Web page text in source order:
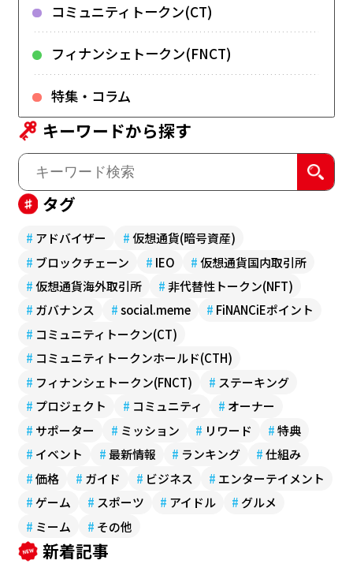
コミュニティトークン(CT)
フィナンシェトークン(FNCT)
特集・コラム
キーワードから探す
タグ
# アドバイザー #仮想通貨(暗号資産)
# ブロックチェーン # IEO #仮想通貨国内取引所
#仮想通貨海外取引所 #非代替性トークン(NFT)
# ガバナンス #social.meme # FiNANCiEポイント
# コミュニティトークン(CT)
# コミュニティトークンホールド(CTH)
# フィナンシェトークン(FNCT) # ステーキング
# プロジェクト # コミュニティ # オーナー
# サポーター # ミッション # リワード #特典
# イベント #最新情報 # ランキング #仕組み
#価格 # ガイド # ビジネス # エンターテイメント
# ゲーム # スポーツ # アイドル # グルメ
# ミーム # その他
新着記事